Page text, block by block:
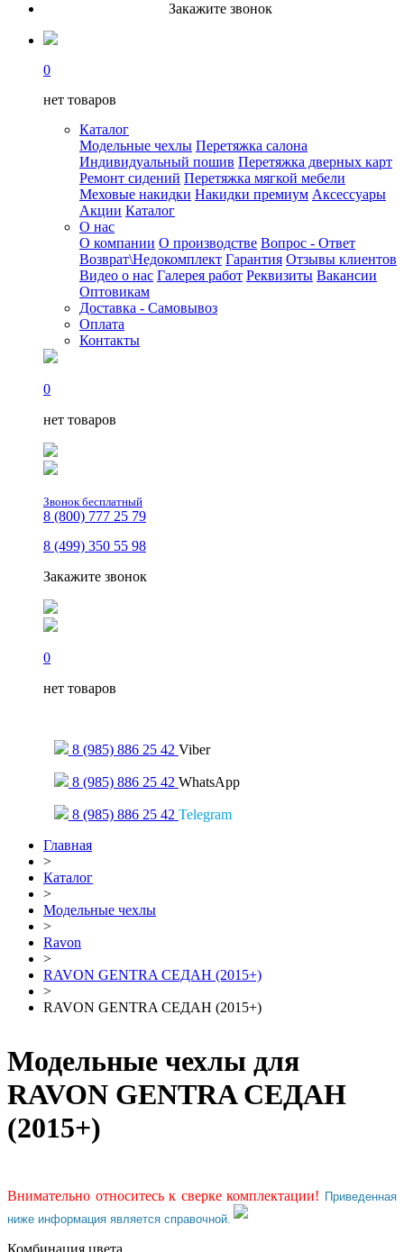
Закажите звонок
0
нет товаров
Каталог
Модельные чехлы Перетяжка салона
Индивидуальный пошив Перетяжка дверных карт
Ремонт сидений Перетяжка мягкой мебели
Меховые накидки Накидки премиум Аксессуары
Акции Каталог
О нас
О компании О производстве Вопрос - Ответ
Возврат\Недокомплект Гарантия Отзывы клиентов
Видео о нас Галерея работ Реквизиты Вакансии
Оптовикам
Доставка - Самовывоз
Оплата
Контакты
0
нет товаров
Звонок бесплатный
8 (800) 777 25 79
8 (499) 350 55 98
Закажите звонок
0
нет товаров
8 (985) 886 25 42 Viber
8 (985) 886 25 42 WhatsApp
8 (985) 886 25 42 Telegram
Главная
>
Каталог
>
Модельные чехлы
>
Ravon
>
RAVON GENTRA СЕДАН (2015+)
>
RAVON GENTRA СЕДАН (2015+)
Модельные чехлы для
RAVON GENTRA СЕДАН
(2015+)
Внимательно относитесь к сверке комплектации! Приведенная
ниже информация является справочной.